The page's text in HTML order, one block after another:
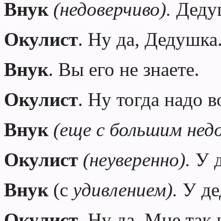
Внук (недоверчиво).
Окулист. Ну да,
Внук. Вы его не знаете.
Окулист. Ну тогда надо
Внук (еще с большим
Окулист (неуверенно). У
Внук (с удивлением). У